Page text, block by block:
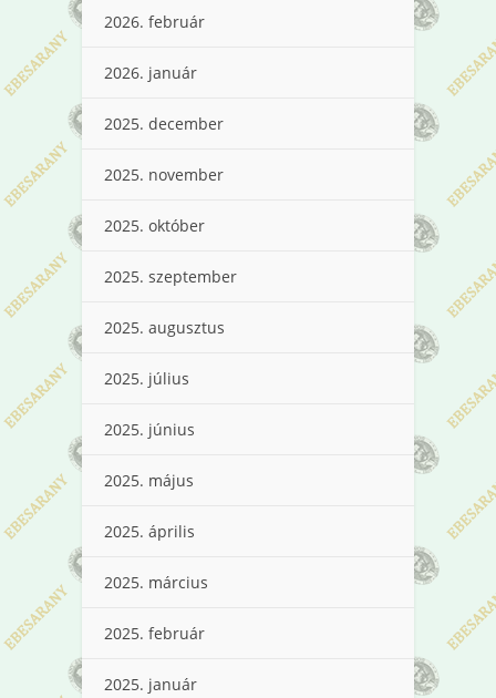
2026. február
2026. január
2025. december
2025. november
2025. október
2025. szeptember
2025. augusztus
2025. július
2025. június
2025. május
2025. április
2025. március
2025. február
2025. január